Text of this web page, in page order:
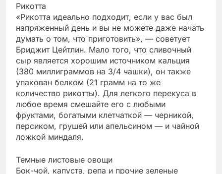
Рикотта
«Рикотта идеально подходит, если у вас был
напряженный день и вы не можете даже начать
думать о том, что приготовить», — советует
Бриджит Цейтлин. Мало того, что сливочный
сыр является хорошим источником кальция
(380 миллиграммов на 3/4 чашки), он также
упакован белком (21 грамм на то же
количество рикотты). Для легкого перекуса в
любое время смешайте его с любыми
фруктами, богатыми клетчаткой — черникой,
персиком, грушей или апельсином — и чайной
ложкой миндаля.
Темные листовые овощи
Бок-чой, капуста, репа и прочие зеленые